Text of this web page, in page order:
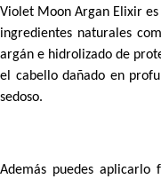
Violet Moon Argan Elixir
ingredientes naturales
argán e hidrolizado de
el cabello dañado en
sedoso.
Además puedes aplicarlo